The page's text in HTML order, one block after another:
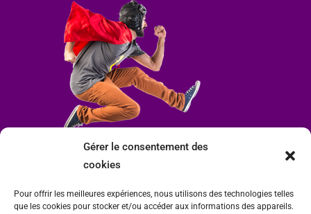
Gérer le consentement des
cookies
Pour offrir les meilleures expériences, nous utilisons des technologies telles
que les cookies pour stocker et/ou accéder aux informations des appareils.